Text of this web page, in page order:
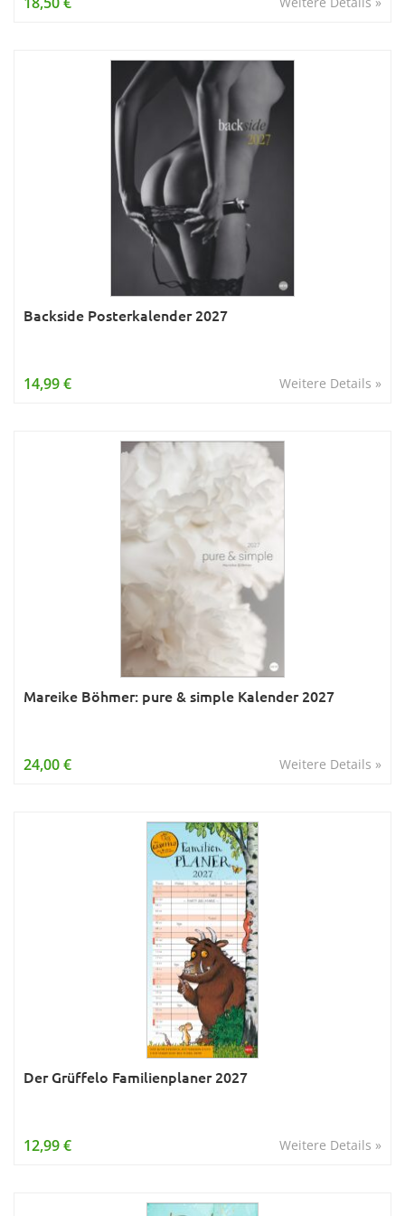
Backside Posterkalender 2027
Weitere Details »
14,99 €
Mareike Böhmer: pure & simple Kalender 2027
Weitere Details »
24,00 €
Der Grüffelo Familienplaner 2027
Weitere Details »
12,99 €